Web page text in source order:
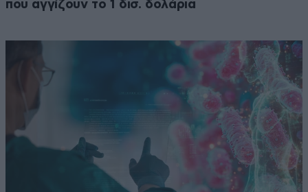
που αγγίζουν το 1 δισ. δολάρια